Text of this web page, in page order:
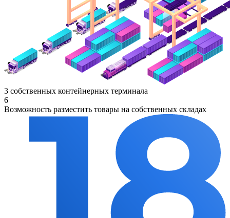
3 собственных контейнерных терминала
6
Возможность разместить товары на собственных складах